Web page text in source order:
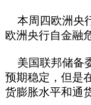
本周四欧洲央
欧洲央行自金融
美国联邦储备
预期稳定，但是
货膨胀水平和通